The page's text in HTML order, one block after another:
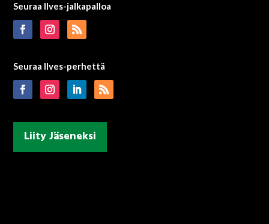
Seuraa Ilves-jalkapalloa
Seuraa Ilves-perhettä
Liity Jäseneksi